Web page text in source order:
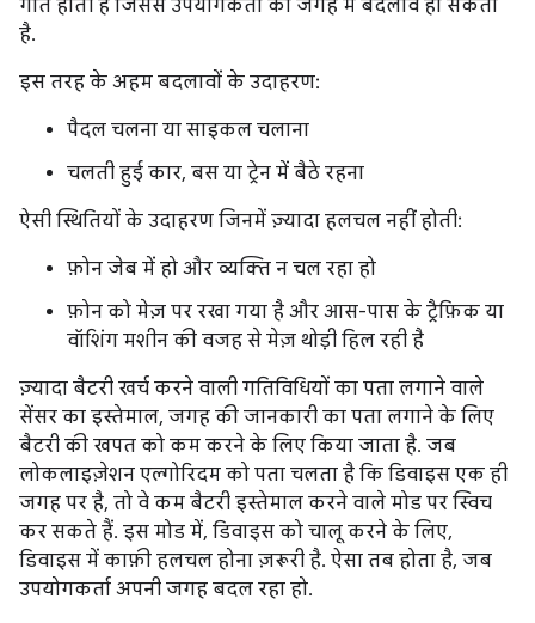
गति होती है जिससे उपयोगकर्ता की जगह में बदलाव हो सकता
है.
इस तरह के अहम बदलावों के उदाहरण:
पैदल चलना या साइकल चलाना
चलती हुई कार, बस या ट्रेन में बैठे रहना
ऐसी स्थितियों के उदाहरण जिनमें ज़्यादा हलचल नहीं होती:
फ़ोन जेब में हो और व्यक्ति न चल रहा हो
फ़ोन को मेज़ पर रखा गया है और आस-पास के ट्रैफ़िक या
वॉशिंग मशीन की वजह से मेज़ थोड़ी हिल रही है
ज़्यादा बैटरी खर्च करने वाली गतिविधियों का पता लगाने वाले
सेंसर का इस्तेमाल, जगह की जानकारी का पता लगाने के लिए
बैटरी की खपत को कम करने के लिए किया जाता है. जब
लोकलाइज़ेशन एल्गोरिदम को पता चलता है कि डिवाइस एक ही
जगह पर है, तो वे कम बैटरी इस्तेमाल करने वाले मोड पर स्विच
कर सकते हैं. इस मोड में, डिवाइस को चालू करने के लिए,
डिवाइस में काफ़ी हलचल होना ज़रूरी है. ऐसा तब होता है, जब
उपयोगकर्ता अपनी जगह बदल रहा हो.